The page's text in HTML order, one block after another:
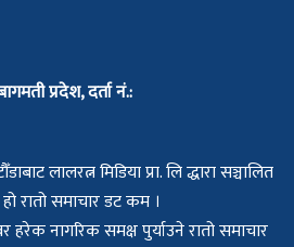
प्रदेश, दर्ता नं.:
लालरत्न मिडिया प्रा. लि द्धारा सञ्चालित
रातो समाचार डट कम ।
हरेक नागरिक समक्ष पुर्याउने रातो समाचार